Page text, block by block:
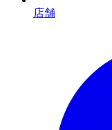
店舗